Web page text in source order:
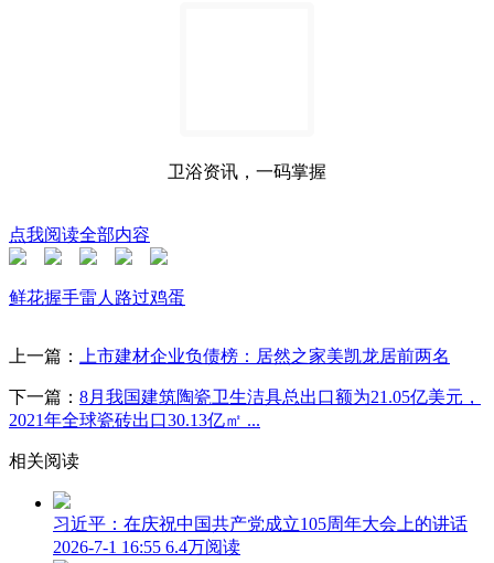
卫浴资讯，一码掌握
点我阅读全部内容
鲜花握手雷人 路过鸡蛋
上一篇： 上市建材企业负债榜：居然之家美凯龙居前两名
下一篇： 8月我国建筑陶瓷卫生洁具总出口额为21.05亿美元，​
2021年全球瓷砖出口30.13亿㎡ ...
相关阅读
习近平：在庆祝中国共产党成立105周年大会上的讲话
2026-7-1 16:55 6.4万阅读